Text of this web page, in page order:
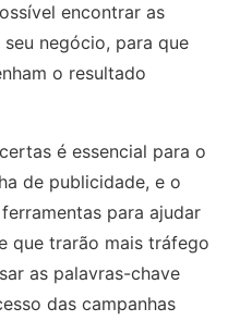
encontrar as
negócio, para que
o resultado
é essencial para o
de publicidade, e o
para ajudar
que trarão mais tráfego
as palavras-chave
das campanhas